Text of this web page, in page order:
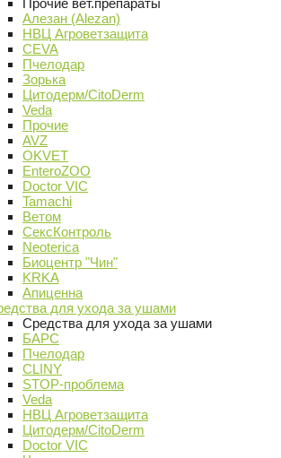
Прочие вет.препараты
Алезан (Alezan)
НВЦ Агроветзащита
CEVA
Пчелодар
Зорька
Цитодерм/CitoDerm
Veda
Прочие
AVZ
OKVET
EnteroZOO
Doctor VIC
Tamachi
Ветом
СексКонтроль
Neoterica
Биоцентр "Чин"
KRKA
Апиценна
для ухода за ушами
Средства для ухода за ушами
БАРС
Пчелодар
CLINY
STOP-проблема
Veda
НВЦ Агроветзащита
Цитодерм/CitoDerm
Doctor VIC